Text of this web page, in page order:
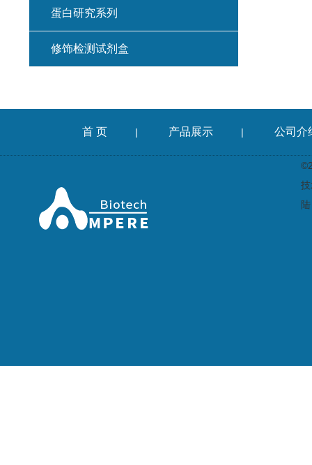
蛋白研究系列
修饰检测试剂盒
首 页 | 产品展示 | 公司介
陆